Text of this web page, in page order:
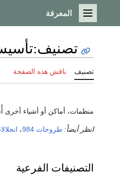
القائمة الرئيسية
المعرفة
تصنيف:
تصنيف ناقش هذه الصفحة
منظمات، أماكن أو أشياء
انظر أيضاً: طروحات 984 ، انحلالات
التصنيفات الفرعية